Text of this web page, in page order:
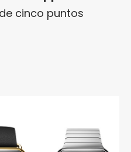
cinco puntos